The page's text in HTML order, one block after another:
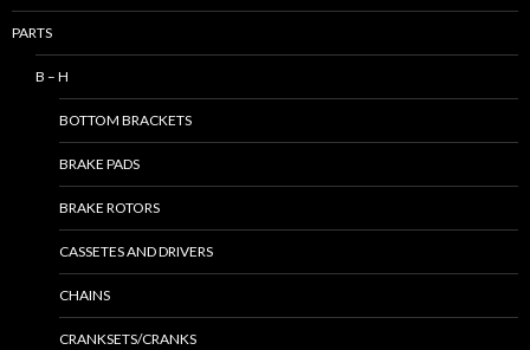
PARTS
B – H
BOTTOM BRACKETS
BRAKE PADS
BRAKE ROTORS
CASSETES AND DRIVERS
CHAINS
CRANKSETS/CRANKS